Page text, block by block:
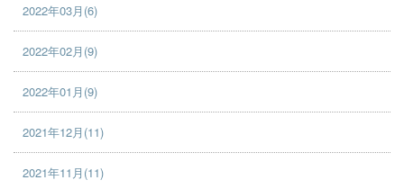
2022年03月(6)
2022年02月(9)
2022年01月(9)
2021年12月(11)
2021年11月(11)